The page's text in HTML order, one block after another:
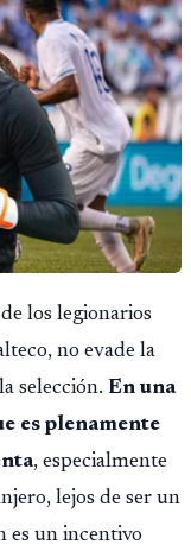
los legionarios
no evade la
selección. En una
es plenamente
, especialmente
lejos de ser un
es un incentivo